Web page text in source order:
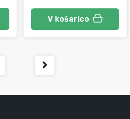
V košarico